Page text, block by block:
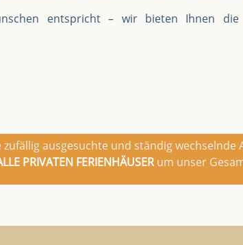
entspricht – wir bieten Ihnen
zufällig ausgesuchte und ständig
PRIVATEN FERIENHÄUSERum unser